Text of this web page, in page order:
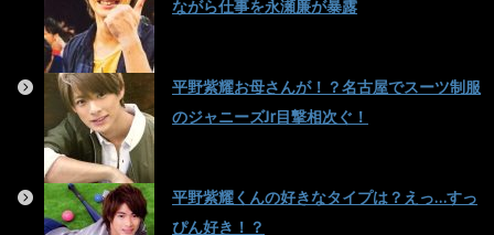
ながら仕事を永瀬廉が暴露
平野紫耀お母さんが！？名古屋でスーツ制服
のジャニーズJr目撃相次ぐ！
平野紫耀くんの好きなタイプは？えっ…すっ
ぴん好き！？